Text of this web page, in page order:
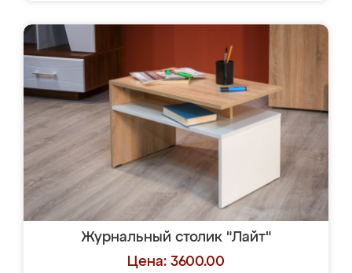
Журнальный столик "Лайт"
Цена: 3600.00